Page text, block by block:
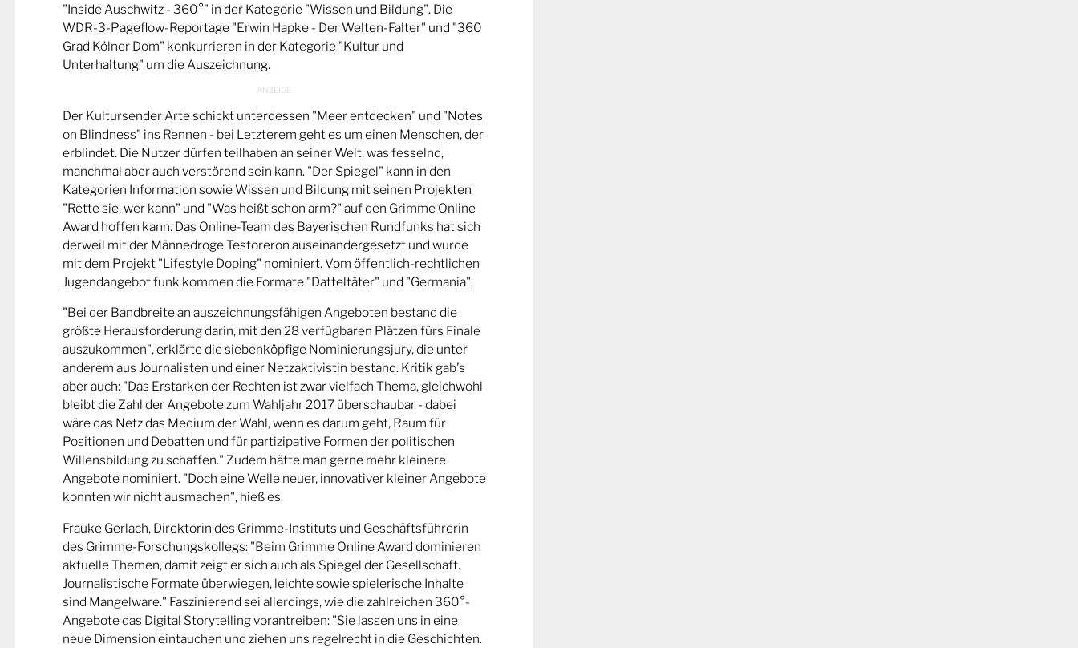
"Inside Auschwitz - 360°" in der Kategorie "Wissen und Bildung". Die
WDR-3-Pageflow-Reportage "Erwin Hapke - Der Welten-Falter" und "360
Grad Kölner Dom" konkurrieren in der Kategorie "Kultur und
Unterhaltung" um die Auszeichnung.
Der Kultursender Arte schickt unterdessen "Meer entdecken" und "Notes
on Blindness" ins Rennen - bei Letzterem geht es um einen Menschen, der
erblindet. Die Nutzer dürfen teilhaben an seiner Welt, was fesselnd,
manchmal aber auch verstörend sein kann. "Der Spiegel" kann in den
Kategorien Information sowie Wissen und Bildung mit seinen Projekten
"Rette sie, wer kann" und "Was heißt schon arm?" auf den Grimme Online
Award hoffen kann. Das Online-Team des Bayerischen Rundfunks hat sich
derweil mit der Männedroge Testoreron auseinandergesetzt und wurde
mit dem Projekt "Lifestyle Doping" nominiert. Vom öffentlich-rechtlichen
Jugendangebot funk kommen die Formate "Datteltäter" und "Germania".
"Bei der Bandbreite an auszeichnungsfähigen Angeboten bestand die
größte Herausforderung darin, mit den 28 verfügbaren Plätzen fürs Finale
auszukommen", erklärte die siebenköpfige Nominierungsjury, die unter
anderem aus Journalisten und einer Netzaktivistin bestand. Kritik gab's
aber auch: "Das Erstarken der Rechten ist zwar vielfach Thema, gleichwohl
bleibt die Zahl der Angebote zum Wahljahr 2017 überschaubar - dabei
wäre das Netz das Medium der Wahl, wenn es darum geht, Raum für
Positionen und Debatten und für partizipative Formen der politischen
Willensbildung zu schaffen." Zudem hätte man gerne mehr kleinere
Angebote nominiert. "Doch eine Welle neuer, innovativer kleiner Angebote
konnten wir nicht ausmachen", hieß es.
Frauke Gerlach, Direktorin des Grimme-Instituts und Geschäftsführerin
des Grimme-Forschungskollegs: "Beim Grimme Online Award dominieren
aktuelle Themen, damit zeigt er sich auch als Spiegel der Gesellschaft.
Journalistische Formate überwiegen, leichte sowie spielerische Inhalte
sind Mangelware." Faszinierend sei allerdings, wie die zahlreichen 360°-
Angebote das Digital Storytelling vorantreiben: "Sie lassen uns in eine
neue Dimension eintauchen und ziehen uns regelrecht in die Geschichten.